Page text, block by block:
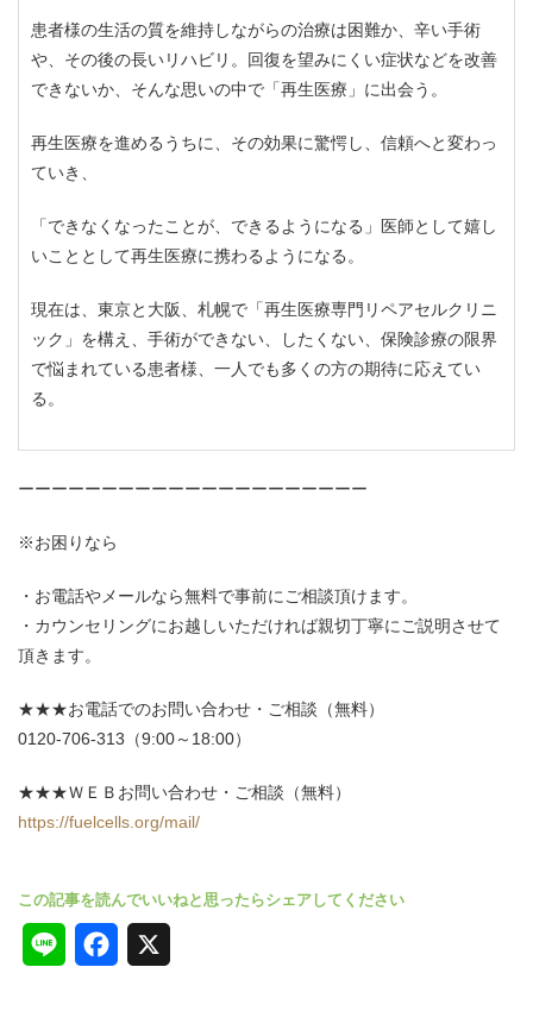
患者様の生活の質を維持しながらの治療は困難か、辛い手術
や、その後の長いリハビリ。回復を望みにくい症状などを改善
できないか、そんな思いの中で「再生医療」に出会う。
再生医療を進めるうちに、その効果に驚愕し、信頼へと変わっ
ていき、
「できなくなったことが、できるようになる」医師として嬉し
いこととして再生医療に携わるようになる。
現在は、東京と大阪、札幌で「再生医療専門リペアセルクリニ
ック」を構え、手術ができない、したくない、保険診療の限界
で悩まれている患者様、一人でも多くの方の期待に応えてい
る。
ーーーーーーーーーーーーーーーーーーーーー
※お困りなら
お電話やメールなら無料で事前にご相談頂けます。
カウンセリングにお越しいただければ親切丁寧にご説明させて
頂きます。
★★★お電話でのお問い合わせ・ご相談（無料）
0120-706-313（9:00～18:00）
★★★ＷＥＢお問い合わせ・ご相談（無料）
https://fuelcells.org/mail/